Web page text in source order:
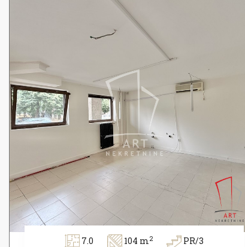
7.0 104 m2 PR/3